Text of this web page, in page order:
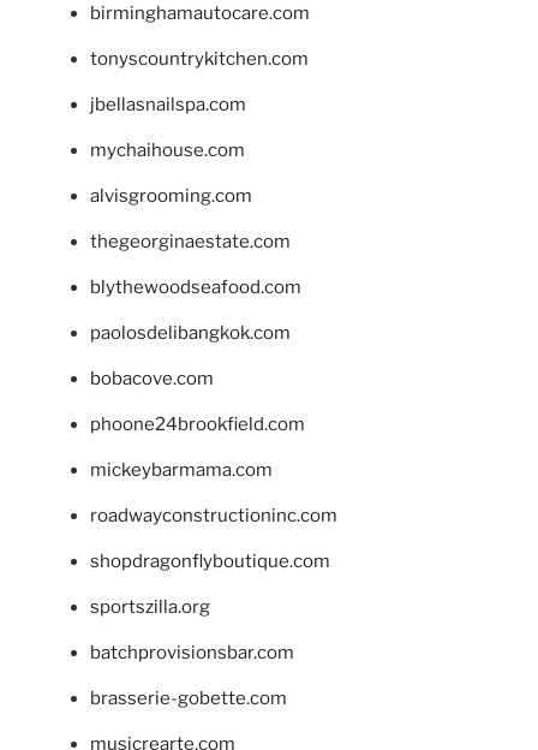
birminghamautocare.com
tonyscountrykitchen.com
jbellasnailspa.com
mychaihouse.com
alvisgrooming.com
thegeorginaestate.com
blythewoodseafood.com
paolosdelibangkok.com
bobacove.com
phoone24brookfield.com
mickeybarmama.com
roadwayconstructioninc.com
shopdragonflyboutique.com
sportszilla.org
batchprovisionsbar.com
brasserie-gobette.com
musicrearte.com